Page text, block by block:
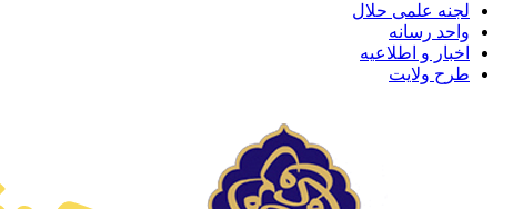
لجنه علمی حلال
واحد رسانه
اخبار و اطلاعیه
طرح ولایت